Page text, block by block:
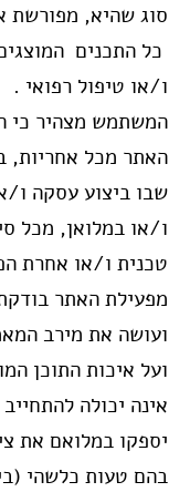
סוג שהיא, מפורשת
כל התכנים
ו/או טיפול רפואי .
המשתמש מצהיר כי
האתר מכל אחריות,
שבו ביצוע עסקה ו/
ו/או במלואן, מכל
טכנית ו/או אחרת
מפעילת האתר
ועושה את מירב
ועל איכות התוכן
אינה יכולה
יספקו במלואם את
בהם טעות כלשהי